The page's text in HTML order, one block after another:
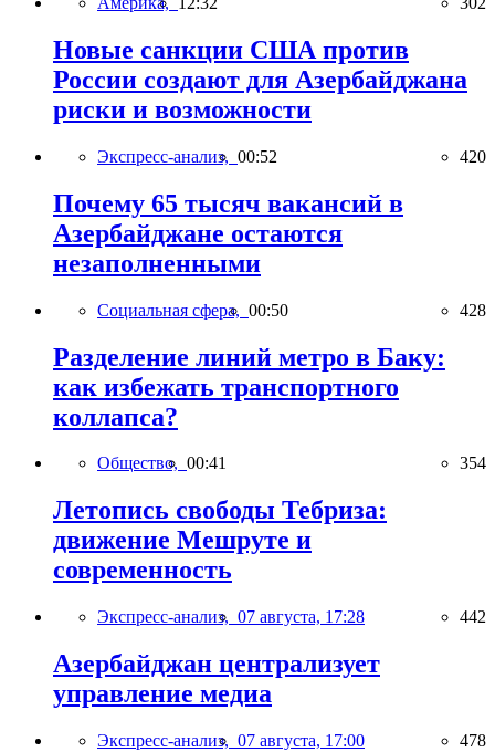
Новые санкции США против
России создают для Азербайджана
риски и возможности
Экспресс-анализ, 00:52 420
Почему 65 тысяч вакансий в
Азербайджане остаются
незаполненными
Социальная сфера, 00:50 428
Разделение линий метро в Баку:
как избежать транспортного
коллапса?
Общество, 00:41 354
Летопись свободы Тебриза:
движение Мешруте и
современность
Экспресс-анализ, 07 августа, 17:28 442
Азербайджан централизует
управление медиа
Экспресс-анализ, 07 августа, 17:00 478